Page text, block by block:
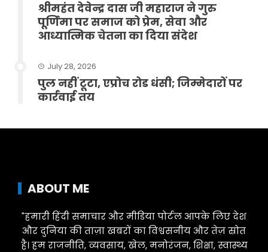
श्रीमहंत देवेन्द्र दास जी महाराज ने गुरु
पूर्णिमा पर समाज को प्रेम, सेवा और
आध्यात्मिक चेतना का दिया संदेश
July 28, 2026
पुल नहीं टूटा, एप्रोच रोड धंसी; जिम्मेदारों पर
कार्रवाई तय
ABOUT ME
"हमारी हिंदी समाचार और मीडिया पोर्टल आपके लिए देश
और दुनिया की ताज़ा खबरों का विश्वसनीय और तेज़ स्रोत
है। हम राजनीति, व्यवसाय, खेल, मनोरंजन, शिक्षा, स्वास्थ्य